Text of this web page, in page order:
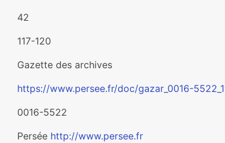
42
117-120
Gazette des archives
https://www.persee.fr/doc/gazar_0016-
0016-5522
Persée http://www.persee.fr